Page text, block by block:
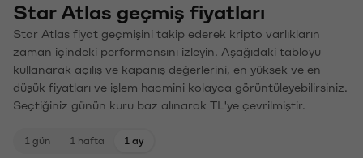
Star Atlas geçmiş fiyatları
Star Atlas fiyat geçmişini takip ederek kripto varlıkların
zaman içindeki performansını izleyin. Aşağıdaki tabloyu
kullanarak açılış ve kapanış değerlerini, en yüksek ve en
düşük fiyatları ve işlem hacmini kolayca görüntüleyebilirsiniz.
Seçtiğiniz günün kuru baz alınarak TL'ye çevrilmiştir.
1 gün 1 hafta 1 ay